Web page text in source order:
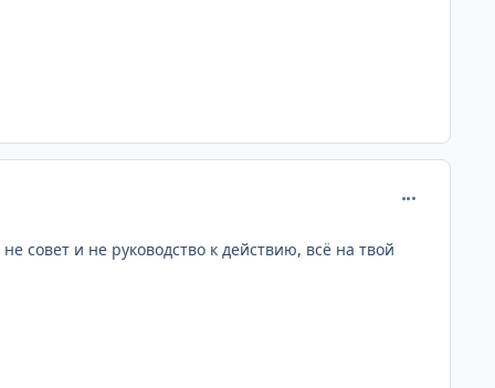
совет и не руководство к действию, всё на твой